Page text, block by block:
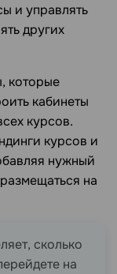
и управлять
других
которые
кабинеты
курсов.
курсов и
нужный
на
сколько
на